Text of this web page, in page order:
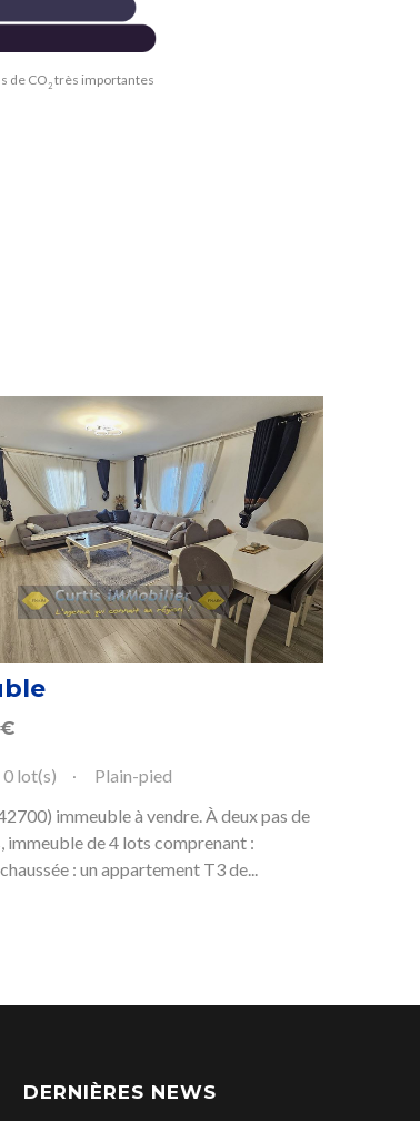
de CO 2 très importantes
€
0 lot(s)
Plain-pied
immeuble à vendre. À deux pas de
immeuble de 4 lots comprenant :
: un appartement T3 de...
DERNIÈRES NEWS